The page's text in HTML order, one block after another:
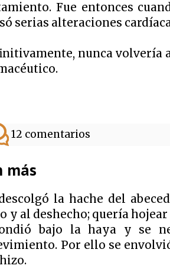
Fue entonces
serias alteraciones
nunca volvería
12 comentarios
más
la hache del
y al deshecho; quería
bajo la haya y se
Por ello se